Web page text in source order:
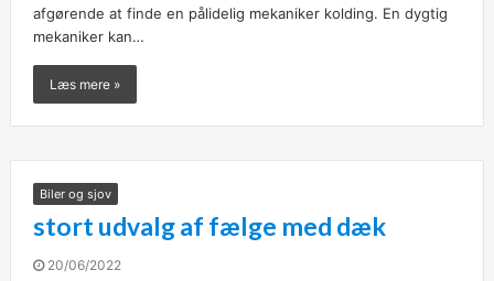
afgørende at finde en pålidelig mekaniker kolding. En dygtig
mekaniker kan…
Læs mere »
Biler og sjov
stort udvalg af fælge med dæk
20/06/2022